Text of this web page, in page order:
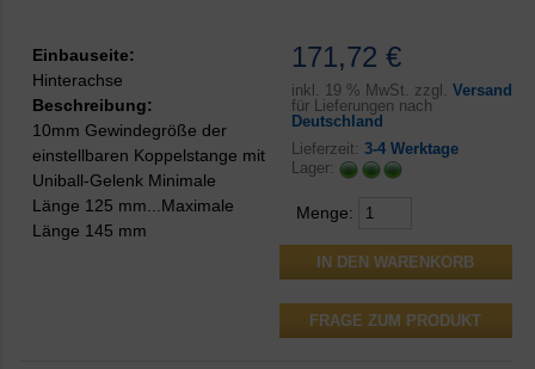
171,72 €
inkl. 19 % MwSt. zzgl. Versand
für Lieferungen nach
Deutschland
Lieferzeit: 3-4 Werktage
Lager:
Menge:
FRAGE ZUM PRODUKT
Einbauseite:
Hinterachse
Beschreibung:
10mm Gewindegröße der
einstellbaren Koppelstange mit
Uniball-Gelenk Minimale
Länge 125 mm...Maximale
Länge 145 mm